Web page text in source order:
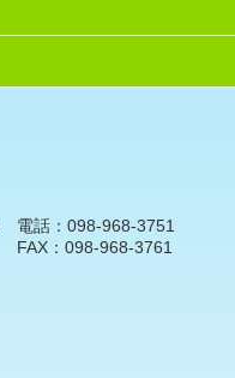
電話：098-968-3751
FAX：098-968-3761